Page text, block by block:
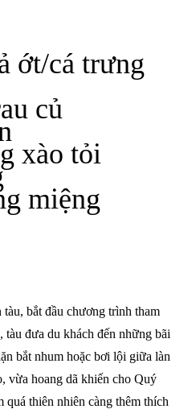
ớt/cá trưng
củ
xào tỏi
miệng
bắt đầu chương trình tham
tàu đưa du khách đến những bãi
bắt nhum hoặc bơi lội giữa làn
vừa hoang dã khiến cho Quý
thiên nhiên càng thêm thích